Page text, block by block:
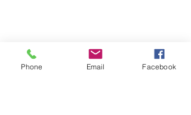
Phone Email Facebook